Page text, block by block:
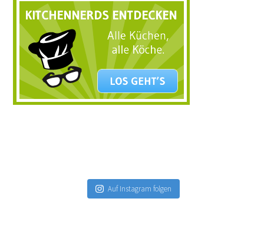
Auf Instagram folgen